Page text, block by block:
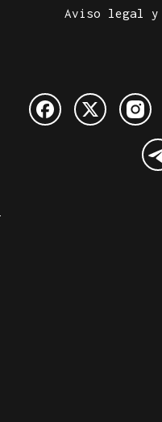
Aviso legal y